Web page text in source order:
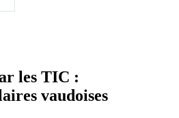
les TIC :
vaudoises